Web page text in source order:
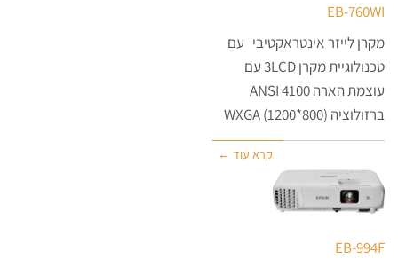
EB-760WI
מקרן לייזר אינטראקטיבי עם
טכנולוגיית מקרן 3LCD עם
עוצמת הארה 4100 ANSI
ברזולוציה (800*1200) WXGA
קרא עוד ←
EB-994F